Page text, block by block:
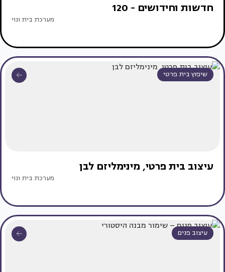
חדשות וחידושים - 120
מערכת בית ונוי
שיפוץ בית פרטי
עיצוב בית פרטי, מינימליזם לבן
מערכת בית ונוי
עיצוב פנים